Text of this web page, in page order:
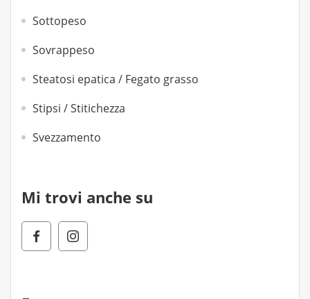
Sottopeso
Sovrappeso
Steatosi epatica / Fegato grasso
Stipsi / Stitichezza
Svezzamento
Mi trovi anche su